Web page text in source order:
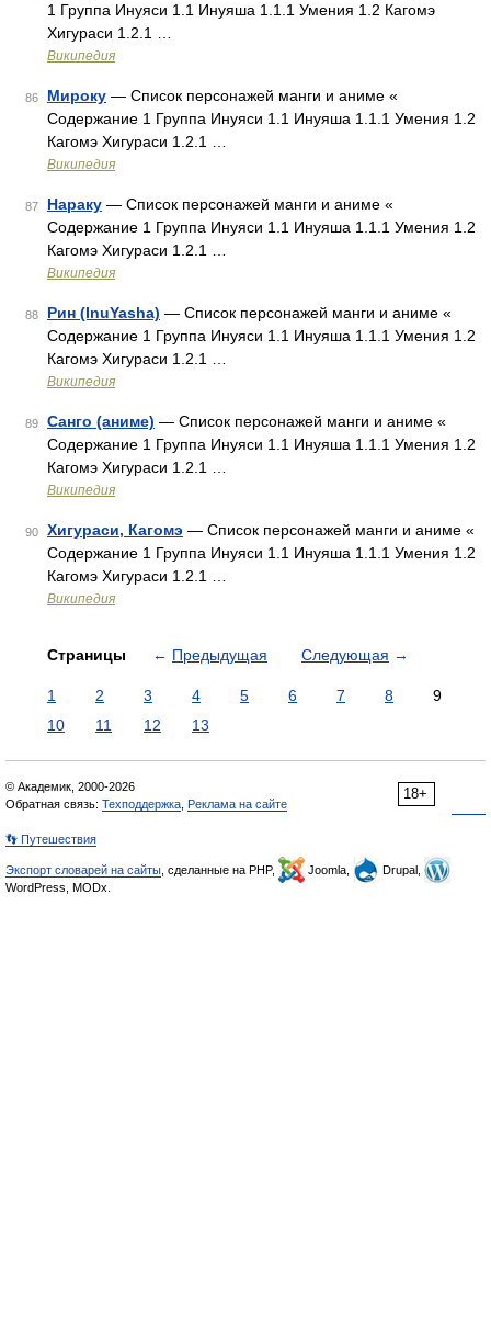
1 Группа Инуяси 1.1 Инуяша 1.1.1 Умения 1.2 Кагомэ
Хигураси 1.2.1 …
Википедия
86 Мироку — Список персонажей манги и аниме «
Содержание 1 Группа Инуяси 1.1 Инуяша 1.1.1 Умения 1.2
Кагомэ Хигураси 1.2.1 …
Википедия
87 Нараку — Список персонажей манги и аниме «
Содержание 1 Группа Инуяси 1.1 Инуяша 1.1.1 Умения 1.2
Кагомэ Хигураси 1.2.1 …
Википедия
88 Рин (InuYasha) — Список персонажей манги и аниме «
Содержание 1 Группа Инуяси 1.1 Инуяша 1.1.1 Умения 1.2
Кагомэ Хигураси 1.2.1 …
Википедия
89 Санго (аниме) — Список персонажей манги и аниме «
Содержание 1 Группа Инуяси 1.1 Инуяша 1.1.1 Умения 1.2
Кагомэ Хигураси 1.2.1 …
Википедия
90 Хигураси, Кагомэ — Список персонажей манги и аниме «
Содержание 1 Группа Инуяси 1.1 Инуяша 1.1.1 Умения 1.2
Кагомэ Хигураси 1.2.1 …
Википедия
Страницы ← Предыдущая Следующая →
1 2 3 4 5 6 7 8
9
10
11 12 13
18+
© Академик, 2000-2026
Обратная связь: Техподдержка Реклама на сайте
👣 Путешествия
Экспорт словарей на сайты , сделанные на PHP, Joomla,
Drupal,
WordPress, MODx.